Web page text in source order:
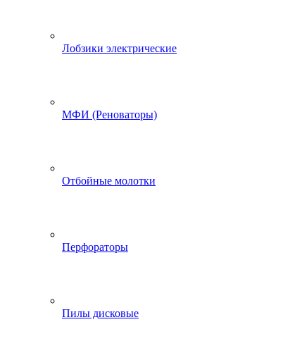
Лобзики электрические
МФИ (Реноваторы)
Отбойные молотки
Перфораторы
Пилы дисковые